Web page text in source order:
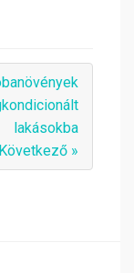
lakásokba
»